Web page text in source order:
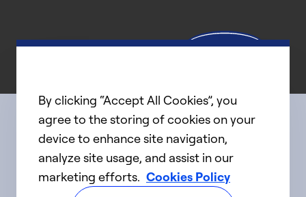
Connect with us
linkedIntwitter facebookyoutube
By clicking “Accept All Cookies”, you
agree to the storing of cookies on your
device to enhance site navigation,
analyze site usage, and assist in our
marketing efforts. Cookies Policy